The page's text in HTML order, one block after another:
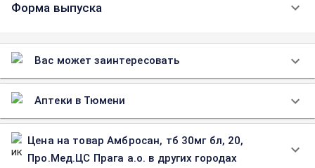
Форма выпуска
Вас может заинтересовать
Аптеки в Тюмени
Цена на товар Амбросан, тб 30мг бл, 20,
Про.Мед.ЦС Прага а.о. в других городах